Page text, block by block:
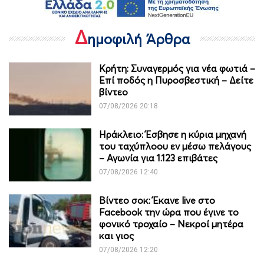
Δημοφιλή Άρθρα
Κρήτη: Συναγερμός για νέα φωτιά –
Επί ποδός η Πυροσβεστική – Δείτε
βίντεο
07/08/2026 20:18
Ηράκλειο: Έσβησε η κύρια μηχανή
του ταχύπλοου εν μέσω πελάγους
– Αγωνία για 1.123 επιβάτες
07/08/2026 12:40
Βίντεο σοκ: Έκανε live στο
Facebook την ώρα που έγινε το
φονικό τροχαίο – Νεκροί μητέρα
και γιος
07/08/2026 12:20